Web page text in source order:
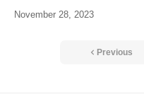
November 28, 2023
Previous